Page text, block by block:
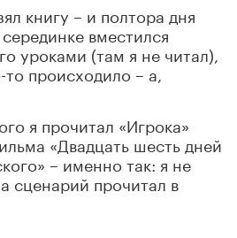
книгу – и полтора дня
вместился
уроками (там я не читал),
происходило – а,
я прочитал «Игрока»
«Двадцать шесть дней
– именно так: я не
сценарий прочитал в